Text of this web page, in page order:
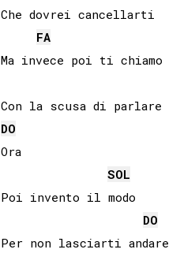
Che dovrei cancellarti
FA
Ma invece poi ti chiamo
DO
Ora
SOL
Poi invento il modo
DO